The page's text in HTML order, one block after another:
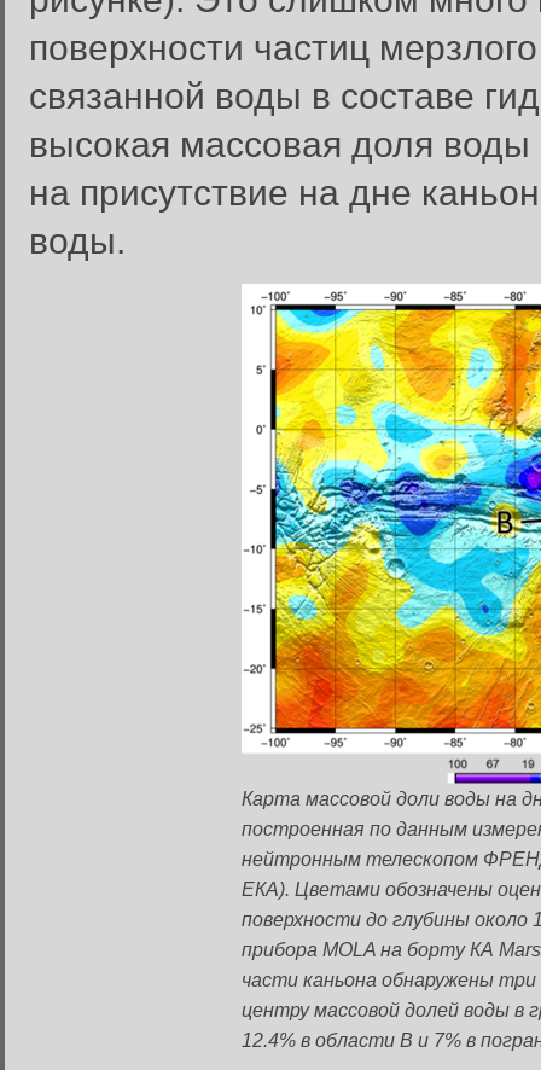
поверхности частиц
связанной воды в составе
высокая массовая доля воды
на присутствие на дне
воды.
Карта массовой доли воды на
построенная по данным
нейтронным телескопом
ЕКА). Цветами обозначены
поверхности до глубины
прибора MOLA на борту КА
части каньона обнаружены
центру массовой долей воды в
12.4% в области B и 7% в